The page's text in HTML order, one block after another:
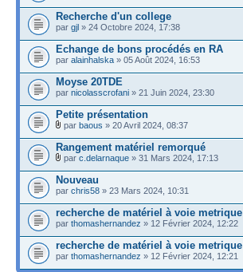
Recherche d'un college
par gjl » 24 Octobre 2024, 17:38
Echange de bons procédés en RA
par alainhalska » 05 Août 2024, 16:53
Moyse 20TDE
par nicolasscrofani » 21 Juin 2024, 23:30
Petite présentation
par baous » 20 Avril 2024, 08:37
Rangement matériel remorqué
par c.delarnaque » 31 Mars 2024, 17:13
Nouveau
par chris58 » 23 Mars 2024, 10:31
recherche de matériel à voie metrique
par thomashernandez » 12 Février 2024, 12:22
recherche de matériel à voie metrique
par thomashernandez » 12 Février 2024, 12:21